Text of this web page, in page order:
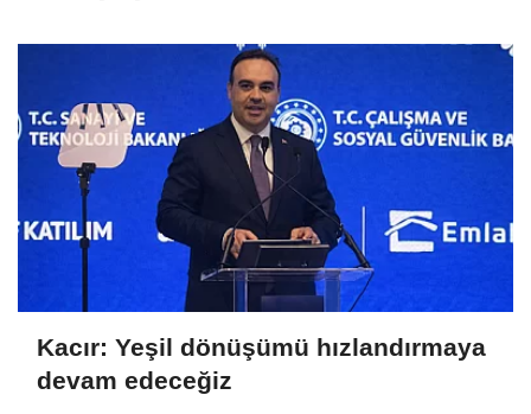
Kacır: Yeşil dönüşümü hızlandırmaya
devam edeceğiz